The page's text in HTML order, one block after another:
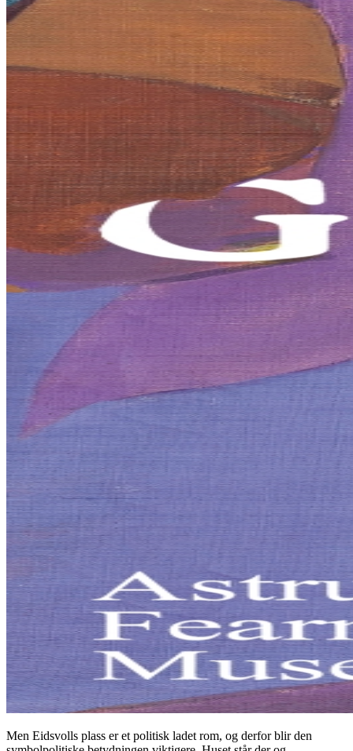
Men Eidsvolls plass er et politisk ladet rom, og derfor blir den